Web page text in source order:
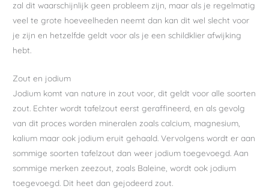
zal dit waarschijnlijk geen probleem zijn, maar als je regelmatig
veel te grote hoeveelheden neemt dan kan dit wel slecht voor
je zijn en hetzelfde geldt voor als je een schildklier afwijking
hebt.
Zout en jodium
Jodium komt van nature in zout voor, dit geldt voor alle soorten
zout. Echter wordt tafelzout eerst geraffineerd, en als gevolg
van dit proces worden mineralen zoals calcium, magnesium,
kalium maar ook jodium eruit gehaald. Vervolgens wordt er aan
sommige soorten tafelzout dan weer jodium toegevoegd. Aan
sommige merken zeezout, zoals Baleine, wordt ook jodium
toegevoegd. Dit heet dan gejodeerd zout.